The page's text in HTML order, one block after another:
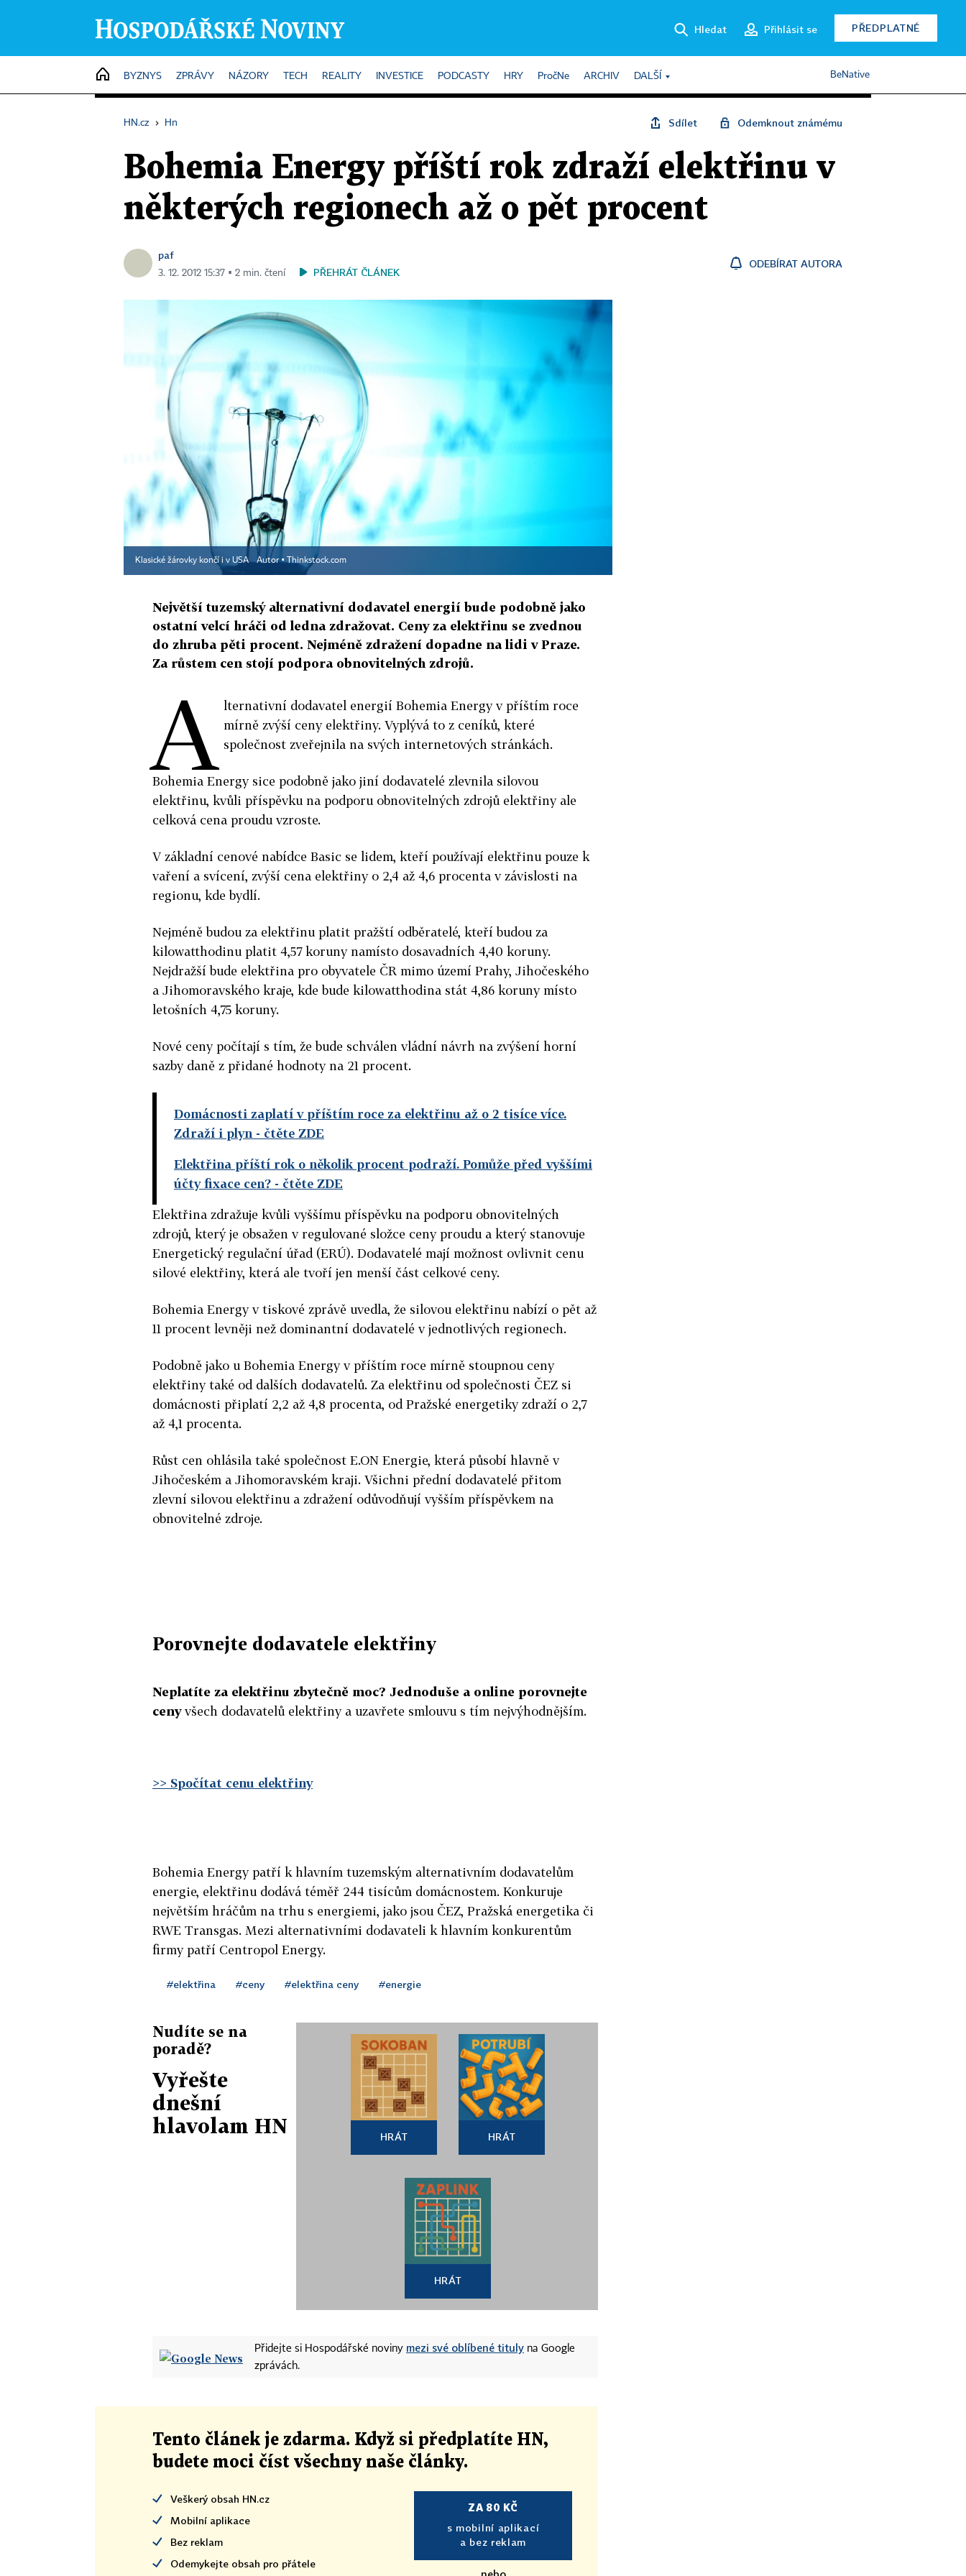
Hledat Přihlásit se PŘEDPLATNÉ
HOME
BYZNYS ZPRÁVY NÁZORY TECH REALITY INVESTICE PODCASTY HRY PročNe ARCHIV DALŠÍ BeNative
HN.cz › Hn Sdílet Odemknout známému
Bohemia Energy příští rok zdraží elektřinu v
některých regionech až o pět procent
paf
3. 12. 2012 15:37 ▪ 2 min. čtení PŘEHRÁT ČLÁNEK
ODEBÍRAT AUTORA
Klasické žárovky končí i v USA Autor ▪Thinkstock.com
Největší tuzemský alternativní dodavatel energií bude podobně jako
ostatní velcí hráči od ledna zdražovat. Ceny za elektřinu se zvednou
do zhruba pěti procent. Nejméně zdražení dopadne na lidi v Praze.
Za růstem cen stojí podpora obnovitelných zdrojů.
A lternativní dodavatel energií Bohemia Energy v příštím roce
mírně zvýší ceny elektřiny. Vyplývá to z ceníků, které
společnost zveřejnila na svých internetových stránkách.
Bohemia Energy sice podobně jako jiní dodavatelé zlevnila silovou
elektřinu, kvůli příspěvku na podporu obnovitelných zdrojů elektřiny ale
celková cena proudu vzroste.
V základní cenové nabídce Basic se lidem, kteří používají elektřinu pouze k
vaření a svícení, zvýší cena elektřiny o 2,4 až 4,6 procenta v závislosti na
regionu, kde bydlí.
Nejméně budou za elektřinu platit pražští odběratelé, kteří budou za
kilowatthodinu platit 4,57 koruny namísto dosavadních 4,40 koruny.
Nejdražší bude elektřina pro obyvatele ČR mimo území Prahy, Jihočeského
a Jihomoravského kraje, kde bude kilowatthodina stát 4,86 koruny místo
letošních 4,75 koruny.
Nové ceny počítají s tím, že bude schválen vládní návrh na zvýšení horní
sazby daně z přidané hodnoty na 21 procent.
Domácnosti zaplatí v příštím roce za elektřinu až o 2 tisíce více.
Zdraží i plyn - čtěte ZDE
Elektřina příští rok o několik procent podraží. Pomůže před vyššími
účty fixace cen? - čtěte ZDE
Elektřina zdražuje kvůli vyššímu příspěvku na podporu obnovitelných
zdrojů, který je obsažen v regulované složce ceny proudu a který stanovuje
Energetický regulační úřad (ERÚ). Dodavatelé mají možnost ovlivnit cenu
silové elektřiny, která ale tvoří jen menší část celkové ceny.
Bohemia Energy v tiskové zprávě uvedla, že silovou elektřinu nabízí o pět až
11 procent levněji než dominantní dodavatelé v jednotlivých regionech.
Podobně jako u Bohemia Energy v příštím roce mírně stoupnou ceny
elektřiny také od dalších dodavatelů. Za elektřinu od společnosti ČEZ si
domácnosti připlatí 2,2 až 4,8 procenta, od Pražské energetiky zdraží o 2,7
až 4,1 procenta.
Růst cen ohlásila také společnost E.ON Energie, která působí hlavně v
Jihočeském a Jihomoravském kraji. Všichni přední dodavatelé přitom
zlevní silovou elektřinu a zdražení odůvodňují vyšším příspěvkem na
obnovitelné zdroje.
Porovnejte dodavatele elektřiny
Neplatíte za elektřinu zbytečně moc? Jednoduše a online porovnejte
cenyvšech dodavatelů elektřiny a uzavřete smlouvu s tím nejvýhodnějším.
>> Spočítat cenu elektřiny
Bohemia Energy patří k hlavním tuzemským alternativním dodavatelům
energie, elektřinu dodává téměř 244 tisícům domácnostem. Konkuruje
největším hráčům na trhu s energiemi, jako jsou ČEZ, Pražská energetika či
RWE Transgas. Mezi alternativními dodavateli k hlavním konkurentům
firmy patří Centropol Energy.
#elektřina #ceny #elektřina ceny #energie
Nudíte se na
poradě?
Vyřešte
dnešní
hlavolam HN
HRÁT HRÁT
HRÁT
Přidejte si Hospodářské noviny mezi své oblíbené tituly na Google
zprávách.
Tento článek je zdarma. Když si předplatíte HN,
budete moci číst všechny naše články.
Veškerý obsah HN.cz
Mobilní aplikace
Bez reklam
Odemykejte obsah pro přátele
ZA 80 KČ
s mobilní aplikací
a bez reklam